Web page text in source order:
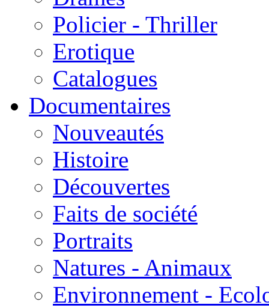
Policier - Thriller
Erotique
Catalogues
Documentaires
Nouveautés
Histoire
Découvertes
Faits de société
Portraits
Natures - Animaux
Environnement -